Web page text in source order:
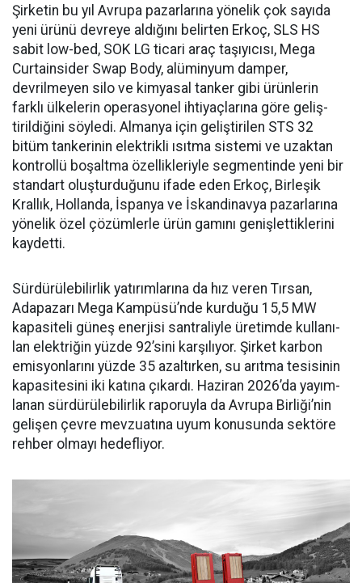
Şirketin bu yıl Avrupa pazar­larına yönelik çok sayıda
yeni ürünü devreye aldığını belirten Erkoç, SLS HS
sabit low-bed, SOK LG ticari araç taşıyıcısı, Mega
Curtainsider Swap Body, alüminyum damper,
devrilme­yen silo ve kimyasal tanker gibi ürünlerin
farklı ülkelerin ope­rasyonel ihtiyaçlarına göre geliş­
tirildiğini söyledi. Almanya için geliştirilen STS 32
bitüm tan­kerinin elektrikli ısıtma siste­mi ve uzaktan
kontrollü boşalt­ma özellikleriyle segmentinde yeni bir
standart oluşturduğunu ifade eden Erkoç, Birleşik
Kral­lık, Hollanda, İspanya ve İskan­dinavya pazarlarına
yönelik özel çözümlerle ürün gamını geniş­lettiklerini
kaydetti.
Sürdürülebilirlik yatırımları­na da hız veren Tırsan,
Adapaza­rı Mega Kampüsü’nde kurduğu 15,5 MW
kapasiteli güneş ener­jisi santraliyle üretimde kullanı­
lan elektriğin yüzde 92’sini karşı­lıyor. Şirket karbon
emisyonları­nı yüzde 35 azaltırken, su arıtma tesisinin
kapasitesini iki katına çıkardı. Haziran 2026’da yayım­
lanan sürdürülebilirlik raporuyla da Avrupa Birliği’nin
gelişen çev­re mevzuatına uyum konusunda sektöre
rehber olmayı hedefliyor.